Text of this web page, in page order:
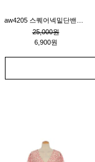
25,000원
6,900원